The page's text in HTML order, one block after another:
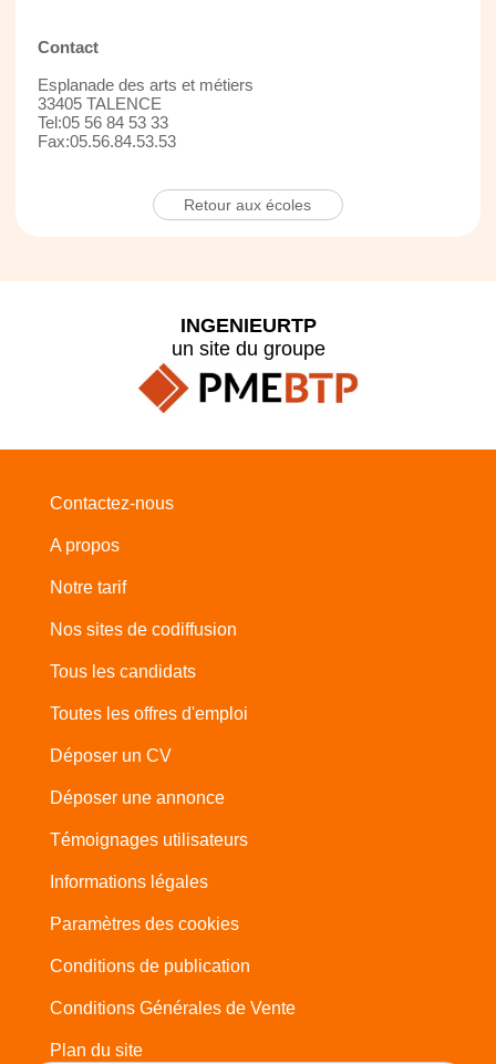
Contact
Esplanade des arts et métiers
33405 TALENCE
Tel:05 56 84 53 33
Fax:05.56.84.53.53
Retour aux écoles
INGENIEURTP
un site du groupe
Contactez-nous
A propos
Notre tarif
Nos sites de codiffusion
Tous les candidats
Toutes les offres d'emploi
Déposer un CV
Déposer une annonce
Témoignages utilisateurs
Informations légales
Paramètres des cookies
Conditions de publication
Conditions Générales de Vente
Plan du site